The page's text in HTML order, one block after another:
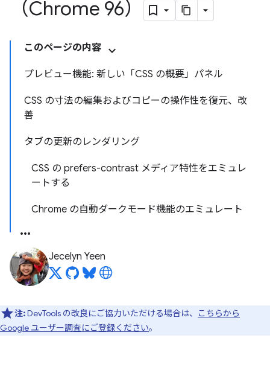
（Chrome 96）
このページの内容
プレビュー機能: 新しい「CSS の概要」パネル
CSS の寸法の編集およびコピーの操作性を復元、改
善
タブの更新のレンダリング
CSS の prefers-contrast メディア特性をエミュレ
ートする
Chrome の自動ダークモード機能のエミュレート
Jecelyn Yeen
注:DevTools の改良にご協力いただける場合は、
こちらから
Google ユーザー調査にご登録ください。